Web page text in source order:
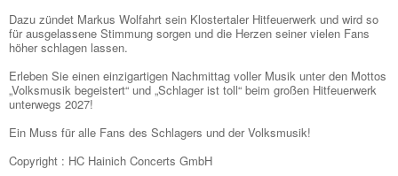
Dazu zündet Markus Wolfahrt sein Klostertaler Hitfeuerwerk und wird so
für ausgelassene Stimmung sorgen und die Herzen seiner vielen Fans
höher schlagen lassen.
Erleben Sie einen einzigartigen Nachmittag voller Musik unter den Mottos
„Volksmusik begeistert“ und „Schlager ist toll“ beim großen Hitfeuerwerk
unterwegs 2027!
Ein Muss für alle Fans des Schlagers und der Volksmusik!
Copyright : HC Hainich Concerts GmbH